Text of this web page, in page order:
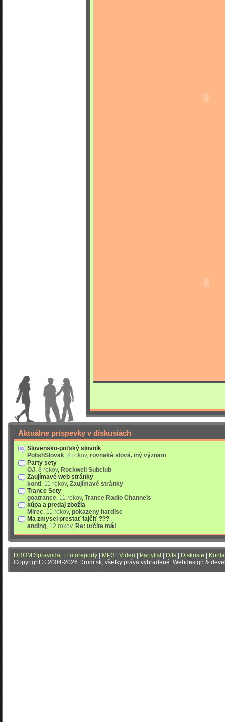
Aktuálne príspevky v diskusiách
Slovensko-poľský slovník
PolishSlovak, 8 rokov, rovnaké slová, iný význam
Party sety
OJ, 8 rokov, Rockwell Subclub
Zaujímavé web stránky
konti, 11 rokov, Zaujímavé stránky
Trance Sety
goatrance, 11 rokov, Trance Radio Channels
kúpa a predaj zbožia
Mirec, 11 rokov, pokazeny hardisc
Ma zmysel prestať fajčiť ???
anding, 12 rokov, Re: určite má!
DROM Spravodaj Fotoreporty MP3 Video Partylist| DJs Diskusie
Copyright © 2004-2026 Drom.sk, všetky práva vyhradené. Webdesign &